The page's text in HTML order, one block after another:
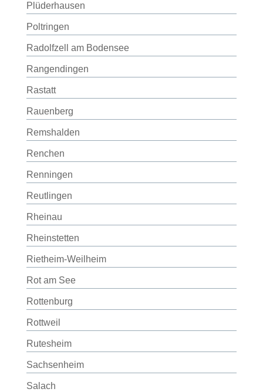
Plüderhausen
Poltringen
Radolfzell am Bodensee
Rangendingen
Rastatt
Rauenberg
Remshalden
Renchen
Renningen
Reutlingen
Rheinau
Rheinstetten
Rietheim-Weilheim
Rot am See
Rottenburg
Rottweil
Rutesheim
Sachsenheim
Salach